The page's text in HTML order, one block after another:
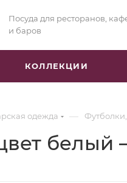
Посуда для ресторанов,
и баров
КОЛЛЕКЦИИ
одежда —
белый